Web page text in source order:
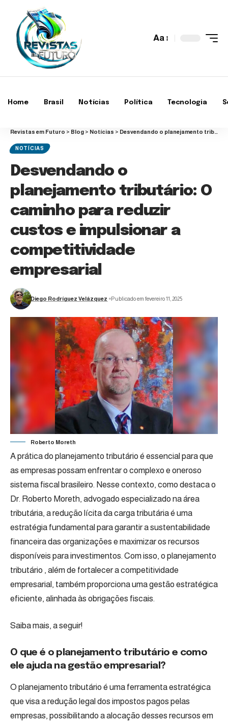
Aa
Home Brasil Notícias Política Tecnologia
Revistas em Futuro > Blog > Notícias > Desvendando o planejamento tributário: O caminho para reduzir custos e impulsionar a competitividade empresarial
NOTÍCIAS
Desvendando o
planejamento tributário: O
caminho para reduzir
custos e impulsionar a
competitividade
empresarial
Diego Rodríguez Velázquez Publicado em fevereiro 11, 2025
Roberto Moreth
A prática do planejamento tributário é essencial para que
as empresas possam enfrentar o complexo e oneroso
sistema fiscal brasileiro. Nesse contexto, como destaca o
Dr. Roberto Moreth, advogado especializado na área
tributária, a redução lícita da carga tributária é uma
estratégia fundamental para garantir a sustentabilidade
financeira das organizações e maximizar os recursos
disponíveis para investimentos. Com isso, o planejamento
tributário , além de fortalecer a competitividade
empresarial, também proporciona uma gestão estratégica
eficiente, alinhada às obrigações fiscais.
Saiba mais, a seguir!
O que é o planejamento tributário e como
ele ajuda na gestão empresarial?
O planejamento tributário é uma ferramenta estratégica
que visa a redução legal dos impostos pagos pelas
empresas, possibilitando a alocação desses recursos em